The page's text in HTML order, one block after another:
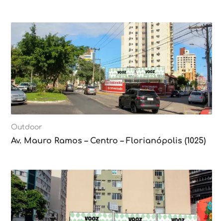
Outdoor
Av. Mauro Ramos – Centro – Florianópolis (1025)